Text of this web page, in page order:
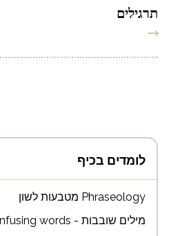
תרגילים
לומדים בכיף
Phraseology מטבעות לשון
מילים שובבות - Confusing words